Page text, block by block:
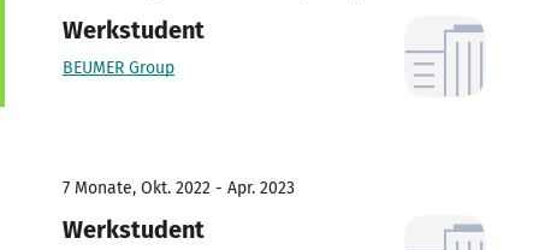
Werkstudent
BEUMER Group
7 Monate, Okt. 2022 - Apr. 2023
Werkstudent